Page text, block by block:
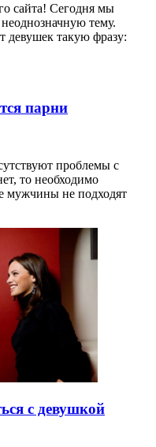
сайта! Сегодня мы
тему.
девушек такую фразу:
парни
проблемы с
то необходимо
мужчины не подходят
с девушкой